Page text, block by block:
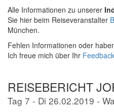
Alle Informationen zu unserer
Sie hier beim Reiseveranstalter
München.
Fehlen Informationen oder
Ich freue mich über Ihr Feedback
REISEBERICHT
Tag 7 - Di 26.02.2019 -